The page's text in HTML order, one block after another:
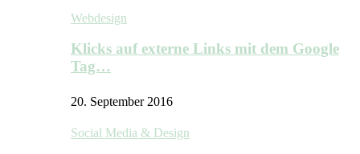
Webdesign
Klicks auf externe Links mit dem Google
Tag…
20. September 2016
Social Media & Design